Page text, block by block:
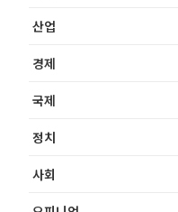
산업
경제
국제
정치
사회